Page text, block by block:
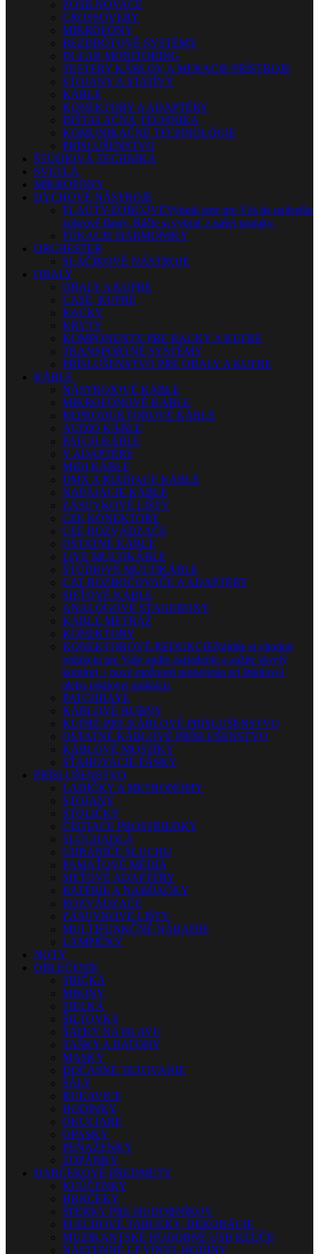
ZOSILŇOVAČE
CROSSOVERY
MIKROFÓNY
BEZDRÔTOVÉ SYSTÉMY
IN-EAR MONITORING
TESTERY KÁBLOV A MERACIE PRÍSTROJE
STOJANY A STATÍVY
KÁBLE
KONEKTORY A ADAPTÉRY
INŠTALAČNÁ TECHNIKA
KOMUNIKAČNÉ TECHNOLÓGIE
PRÍSLUŠENSTVO
ŠTÚDIOVÁ TECHNIKA
SVETLÁ
MIKROFÓNY
DYCHOVÉ NÁSTROJE
FLAUTY-ZOBCOVÉVybrali sme pre Vás tie najlepšie
zobcové flauty. Ráčte si vybrať z našej ponuky.
FÚKACIE HARMONIKY
ORCHESTER
SLÁČIKOVÉ NÁSTROJE
OBALY
OBALY A KUFRE
CASE, KUFRE
RACKY
KRYTY
KOMPONENTY PRE RACKY A KUFRE
TRANSPORTNÉ SYSTÉMY
PRÍSLUŠENSTVO PRE OBALY A KUFRE
KÁBLE
NÁSTROJOVÉ KÁBLE
MIKROFÓNOVÉ KÁBLE
REPRODUKTOROVÉ KÁBLE
AUDIO KÁBLE
PATCH KÁBLE
Y ADAPTÉRY
MIDI KÁBLE
DMX A RIADIACE KÁBLE
NAPÁJACIE KÁBLE
ZÁSUVKOVÉ LIŠTY
CEE KONEKTORY
CEE ROZVÁDZAČE
OSTATNÉ KÁBLE
LIVE MULTIKÁBLE
ŠTÚDIOVÉ MULTIKÁBLE
CAT ROZBOČOVAČE A ADAPTÉRY
SIEŤOVÉ KÁBLE
ANALÓGOVÉ STAGEBOXY
KÁBLE METRÁŽ
KONEKTORY
KONEKTOROVÉ REDUKCIENájdite si vhodnú
redukciu pre Vaše audio zariadenie a zažite skvelý
komfort + nové možnosti prepojenia pri štúdiovej,
alebo pódiovej aplikácii.
PATCHBAYE
KÁBLOVÉ BUBNY
KUFRE PRE KÁBLOVÉ PRÍSLUŠENSTVO
OSTATNÉ KÁBLOVÉ PRÍSLUŠENSTVO
KÁBLOVÉ MOSTÍKY
SŤAHOVACIE PÁSKY
PRÍSLUŠENSTVO
LADIČKY A METRONÓMY
STOJANY
STOLIČKY
ČISTIACE PROSTRIEDKY
SLÚCHADLÁ
CHRÁNIČE SLUCHU
PAMÄŤOVÉ MÉDIÁ
SIEŤOVÉ ADAPTÉRY
BATÉRIE A NABÍJAČKY
ROZVÁDZAČE
ZÁSUVKOVÉ LIŠTY
MULTIFUNKČNÉ NÁRADIE
LAMPIČKY
NOTY
OBLEČENIE
TRIČKÁ
MIKINY
TIELKA
ŠILTOVKY
ŠATKY NA HLAVU
TAŠKY A BATOHY
MASKY
DOČASNÉ TETOVANIE
ŠÁLY
RUKAVICE
HODINKY
OKULIARE
OPASKY
PEŇAŽENKY
TOPÁNKY
DARČEKOVÉ PREDMETY
KĽÚČENKY
HRNČEKY
ŠPERKY PRE HUDOBNÍKOV
PLECHOVÉ TABUĽKY, DEKORÁCIE
MUZIKANTSKÉ HUDOBNÉ USB KĽÚČE
NÁSTENNÉ LP VINYL HODINY